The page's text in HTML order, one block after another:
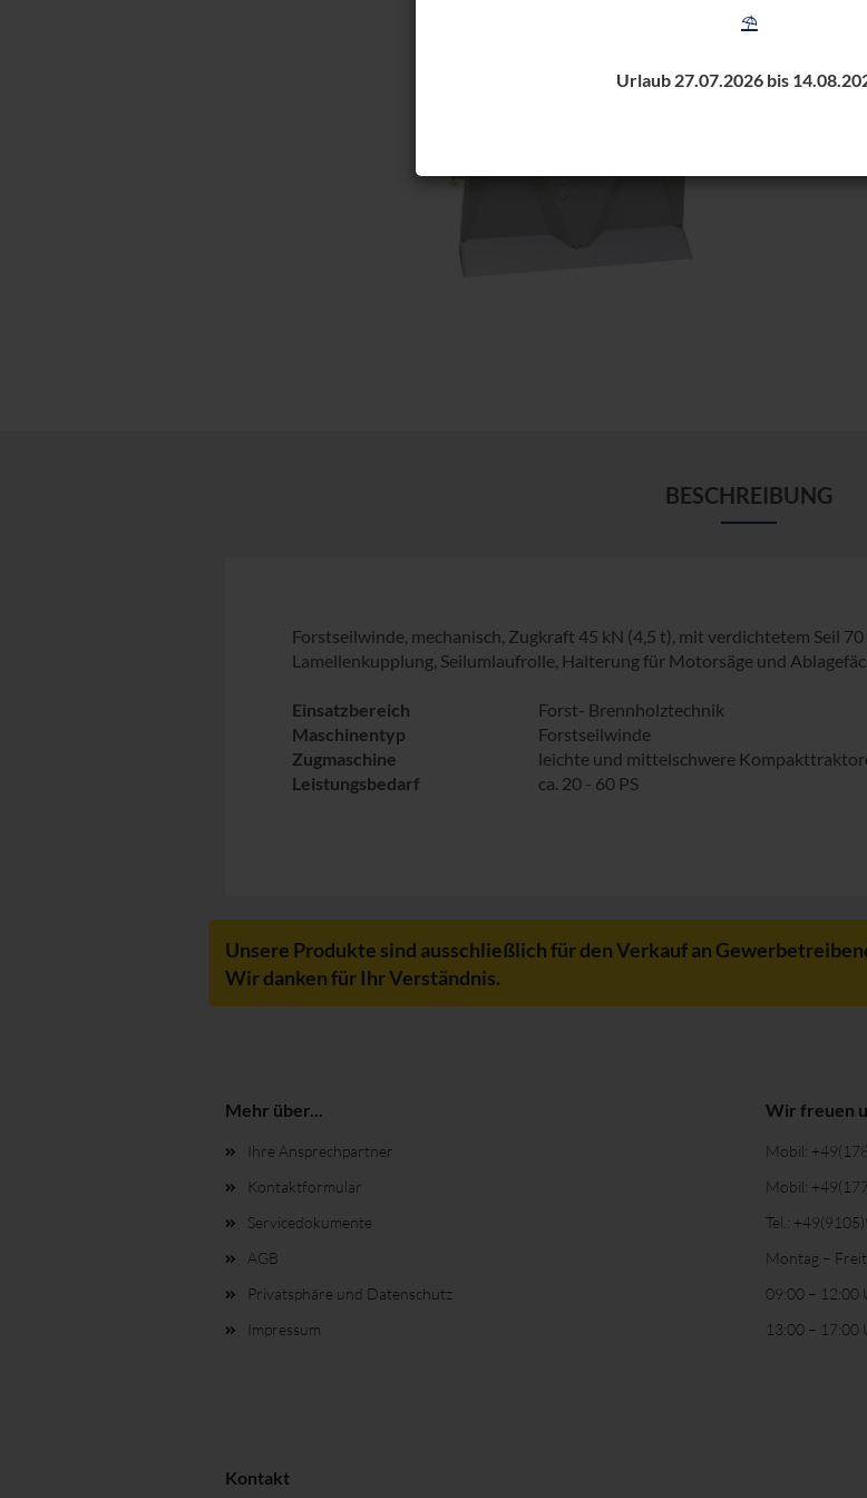
⛱️
Urlaub 27.07.2026 bis
BESCHREIBUNG
Forstseilwinde, mechanisch, Zugkraft 45 kN (4,5 t), mit verdichtetem Seil
Lamellenkupplung, Seilumlaufrolle, Halterung für Motorsäge und
Einsatzbereich
Forst- Brennholztechnik
Maschinentyp
Forstseilwinde
Zugmaschine
leichte und mittelschwere
Leistungsbedarf
ca. 20 - 60 PS
Unsere Produkte sind ausschließlich für den Verkauf an
Wir danken für Ihr Verständnis.
Mehr über...
Ihre Ansprechpartner
Kontaktformular
Servicedokumente
AGB
Privatsphäre und Datenschutz
Impressum
Wir freuen
Mobil:
Mobil:
Tel.:
Montag –
09:00 – 12:00
13:00 – 17:00
Kontakt